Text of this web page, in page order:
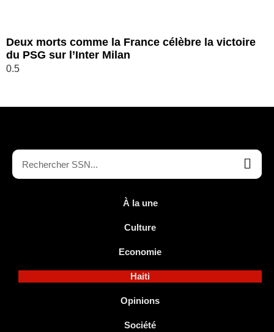
Deux morts comme la France célèbre la victoire
du PSG sur l’Inter Milan
À la une
Culture
Economie
Haiti
Opinions
Société